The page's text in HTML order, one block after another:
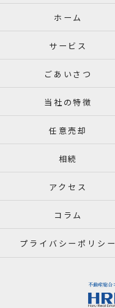
ホーム
サービス
ごあいさつ
当社の特徴
任意売却
相続
アクセス
コラム
プライバシーポリシー